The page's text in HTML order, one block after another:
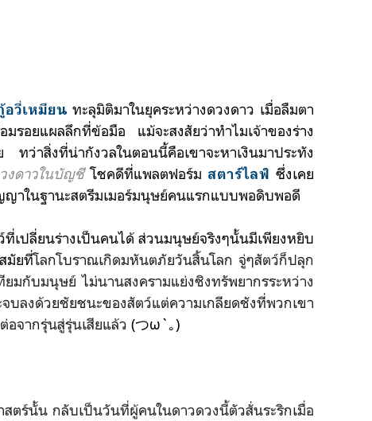
อวี่เหมียนทะลุมิติมาในยุคระหว่างดวงดาว เมื่อลืมตา
รอยแผลลึกที่ข้อมือ แม้จะสงสัยว่าทำไมเจ้าของร่าง
ทว่าสิ่งที่น่ากังวลในตอนนี้คือเขาจะหาเงินมาประทัง
ดาวในบัญชี โชคดีที่แพลตฟอร์ม สตาร์ไลฟ์ซึ่งเคย
ญาในฐานะสตรีมเมอร์มนุษย์คนแรกแบบพอดิบพอดี
เปลี่ยนร่างเป็นคนได้ ส่วนมนุษย์จริงๆนั้นมีเพียงหยิบ
มัยที่โลกโบราณเกิดมหันตภัยวันสิ้นโลก จู่ๆสัตว์ก็ปลุก
มกับมนุษย์ ไม่นานสงครามแย่งชิงทรัพยากรระหว่าง
ลงด้วยชัยชนะของสัตว์แต่ความเกลียดชังที่พวกเขา
อจากรุ่นสู่รุ่นเสียแล้ว (つω`｡)
ตร์นั้น กลับเป็นวันที่ผู้คนในดาวดวงนี้ตัวสั่นระริกเมื่อ